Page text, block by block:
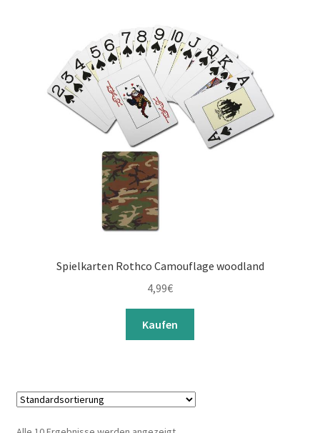
Spielkarten Rothco Camouflage woodland
4,99€
Kaufen